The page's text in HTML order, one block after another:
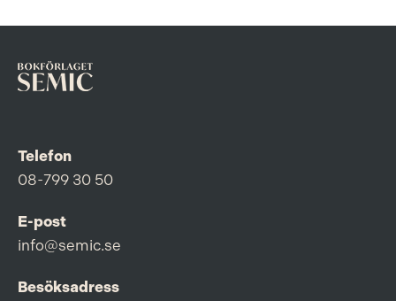
Telefon
08-799 30 50
E-post
info@semic.se
Besöksadress